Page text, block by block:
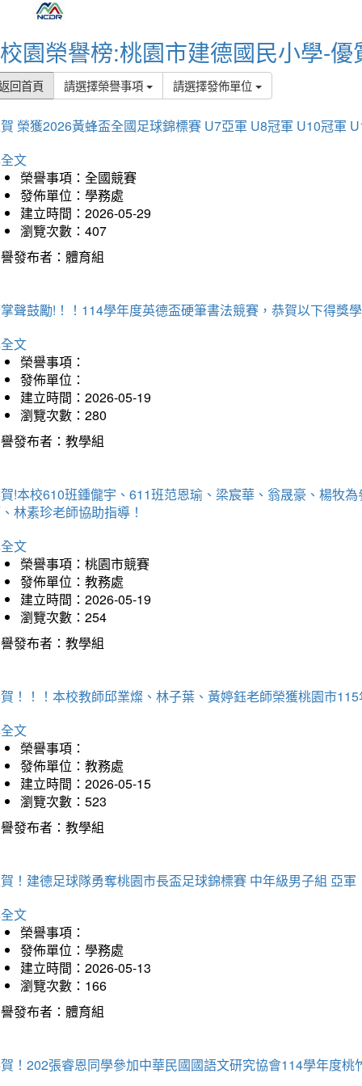
校園榮譽榜:桃園市建德國民小學-優
回首頁 請選擇榮譽事項 請選擇發佈單位
榮獲2026黃蜂盃全國足球錦標賽 U7亞軍 U8冠軍 U10冠軍
文
榮譽事項：全國競賽
發佈單位：學務處
建立時間：2026-05-29
瀏覽次數：407
發布者：體育組
聲鼓勵!！！114學年度英德盃硬筆書法競賽，恭賀以下得獎
文
榮譽事項：
發佈單位：
建立時間：2026-05-19
瀏覽次數：280
發布者：教學組
!本校610班鍾儱宇、611班范恩瑜、梁宸華、翁晟豪、楊牧
林素珍老師協助指導！
文
榮譽事項：桃園市競賽
發佈單位：教務處
建立時間：2026-05-19
瀏覽次數：254
發布者：教學組
！！！本校教師邱業燦、林子葉、黃婷鈺老師榮獲桃園市
文
榮譽事項：
發佈單位：教務處
建立時間：2026-05-15
瀏覽次數：523
發布者：教學組
！建德足球隊勇奪桃園市長盃足球錦標賽 中年級男子組 亞軍
文
榮譽事項：
發佈單位：學務處
建立時間：2026-05-13
瀏覽次數：166
發布者：體育組
！202張睿恩同學參加中華民國國語文研究協會114學年度